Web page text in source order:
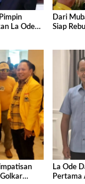
La Ode
Dari
Siap
La Ode
Pertama